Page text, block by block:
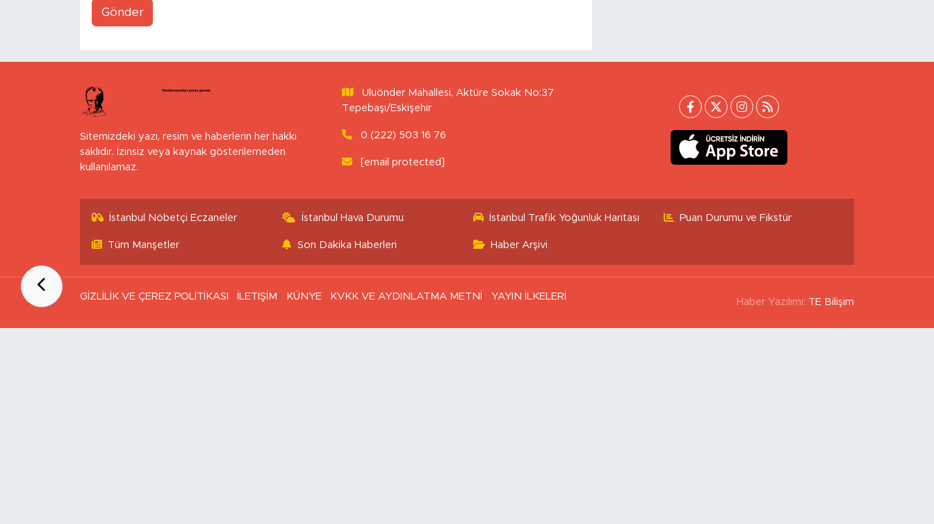
Gönder
Sitemizdeki yazı, resim ve haberlerin her hakkı
saklıdır. İzinsiz veya kaynak gösterilemeden
kullanılamaz.
Uluönder Mahallesi, Aktüre Sokak No:37
Tepebaşı/Eskişehir
0 (222) 503 16 76
[email protected]
İstanbul Nöbetçi Eczaneler İstanbul Hava Durumu İstanbul Trafik Yoğunluk Haritası Puan Durumu ve Fikstür
Tüm Manşetler Son Dakika Haberleri Haber Arşivi
GİZLİLİK VE ÇEREZ POLİTİKASI İLETİŞİM KÜNYE KVKK VE AYDINLATMA METNİ YAYIN İLKELERİ
Haber Yazılımı: TE Bilişim